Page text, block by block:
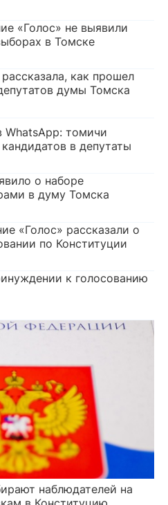
«Голос» не выявили
в Томске
как прошел
думы Томска
WhatsApp: томичи
в депутаты
о наборе
в думу Томска
«Голос» рассказали о
по Конституции
к голосованию
наблюдателей на